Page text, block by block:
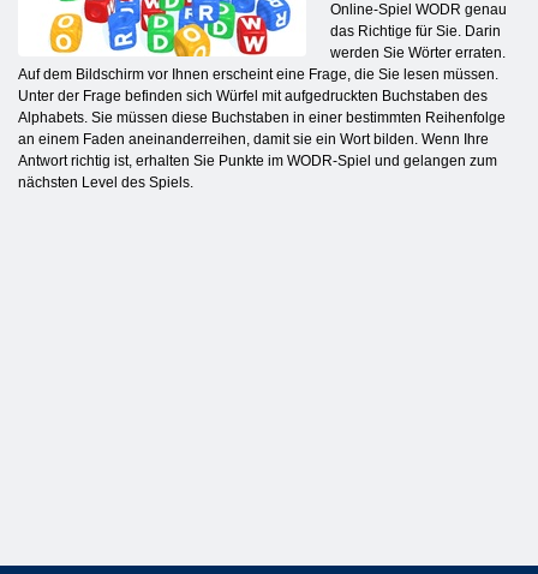
Online-Spiel WODR genau
das Richtige für Sie. Darin
werden Sie Wörter erraten.
Auf dem Bildschirm vor Ihnen erscheint eine Frage, die Sie lesen müssen.
Unter der Frage befinden sich Würfel mit aufgedruckten Buchstaben des
Alphabets. Sie müssen diese Buchstaben in einer bestimmten Reihenfolge
an einem Faden aneinanderreihen, damit sie ein Wort bilden. Wenn Ihre
Antwort richtig ist, erhalten Sie Punkte im WODR-Spiel und gelangen zum
nächsten Level des Spiels.